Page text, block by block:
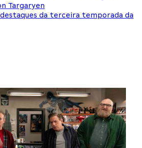
Targaryen
da terceira temporada da